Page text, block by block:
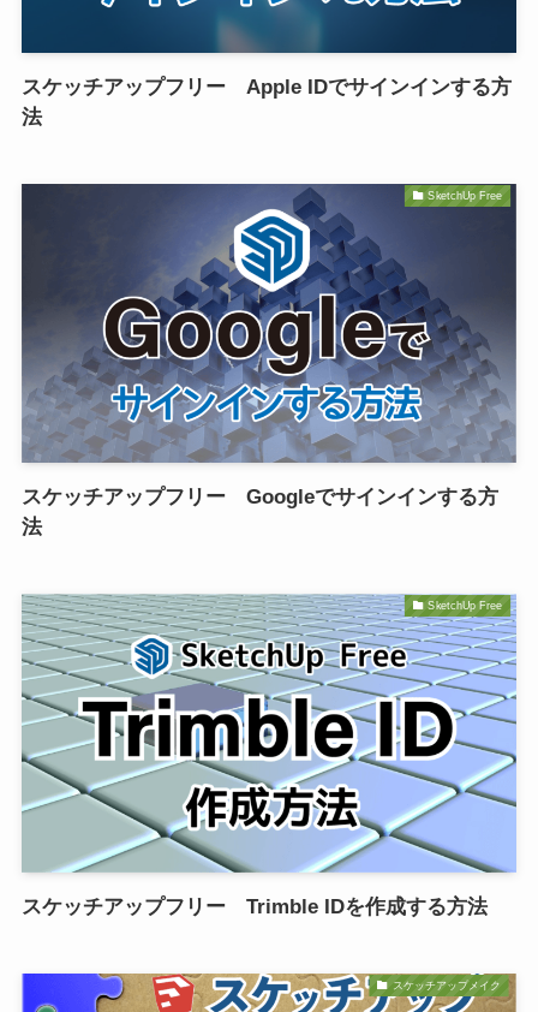
スケッチアップフリー Apple IDでサインインする方
法
SketchUp Free
スケッチアップフリー Googleでサインインする方
法
SketchUp Free
スケッチアップフリー Trimble IDを作成する方法
スケッチアップメイク